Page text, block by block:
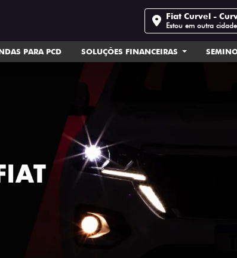
Fiat Curvel -
Estou em outra cidade
PARA PCD SOLUÇÕES FINANCEIRAS